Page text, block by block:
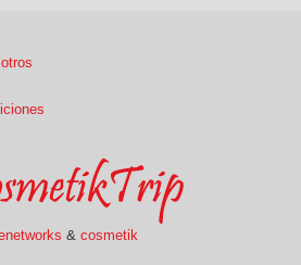
& cosmetik